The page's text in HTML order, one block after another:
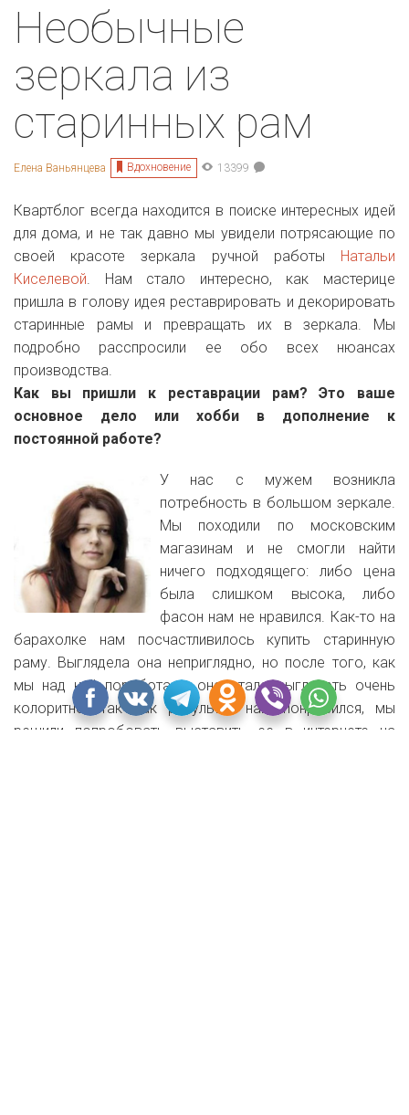
Необычные
зеркала из
старинных рам
Елена Ваньянцева Вдохновение 13399
Квартблог всегда находится в поиске интересных идей
для дома, и не так давно мы увидели потрясающие по
своей красоте зеркала ручной работы Натальи
Киселевой. Нам стало интересно, как мастерице
пришла в голову идея реставрировать и декорировать
старинные рамы и превращать их в зеркала. Мы
подробно расспросили ее обо всех нюансах
производства.
Как вы пришли к реставрации рам? Это ваше
основное дело или хобби в дополнение к
постоянной работе?
У нас с мужем возникла
потребность в большом зеркале.
Мы походили по московским
магазинам и не смогли найти
ничего подходящего: либо цена
была слишком высока, либо
фасон нам не нравился. Как-то на
барахолке нам посчастливилось купить старинную
раму. Выглядела она неприглядно, но после того, как
мы над ней поработали, она стала выглядеть очень
колоритно. Так как результат нам понравился, мы
решили попробовать выставить ее в интернете на